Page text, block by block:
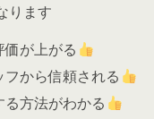
ります
が上がる
フから信頼される
方法がわかる